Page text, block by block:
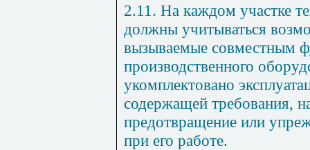
2.11. На каждом участке
должны учитываться
вызываемые совместным
производственного
укомплектовано
содержащей требования,
предотвращение или
при его работе.